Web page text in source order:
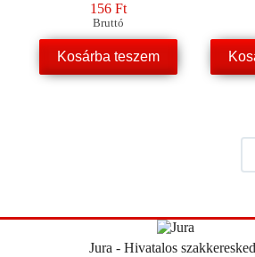
156 Ft
Bruttó
Kosárba teszem
Jura - Hivatalos